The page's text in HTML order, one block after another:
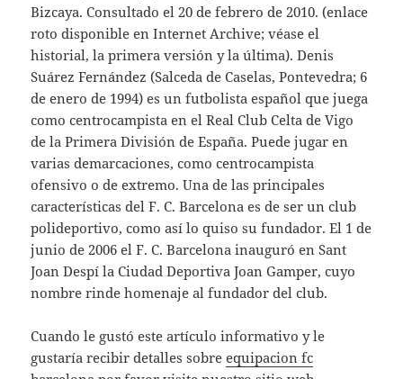
Bizcaya. Consultado el 20 de febrero de 2010. (enlace
roto disponible en Internet Archive; véase el
historial, la primera versión y la última). Denis
Suárez Fernández (Salceda de Caselas, Pontevedra; 6
de enero de 1994) es un futbolista español que juega
como centrocampista en el Real Club Celta de Vigo
de la Primera División de España. Puede jugar en
varias demarcaciones, como centrocampista
ofensivo o de extremo. Una de las principales
características del F. C. Barcelona es de ser un club
polideportivo, como así lo quiso su fundador. El 1 de
junio de 2006 el F. C. Barcelona inauguró en Sant
Joan Despí la Ciudad Deportiva Joan Gamper, cuyo
nombre rinde homenaje al fundador del club.
Cuando le gustó este artículo informativo y le
gustaría recibir detalles sobreequipacion fc